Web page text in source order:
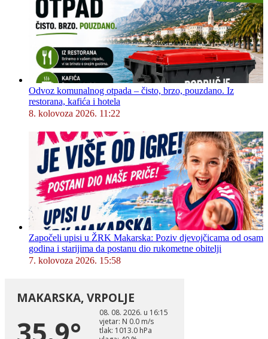
Odvoz komunalnog otpada – čisto, brzo, pouzdano. Iz
restorana, kafića i hotela
8. kolovoza 2026. 11:22
Započeli upisi u ŽRK Makarska: Poziv djevojčicama od osam
godina i starijima da postanu dio rukometne obitelji
7. kolovoza 2026. 15:58